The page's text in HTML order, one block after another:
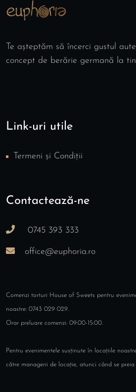
Te așteptăm să încerci gustul
concept de berărie germană la
Link-uri utile
Termeni și Condiții
Contactează-ne
0745 393 333
office@euphoria.ro
Comenzi torturi House of Sweets pentru
noastre: 0743 029 029.
Orar preluare comenzi: 09:00-15:00.
Pentru evenimentele susținute în locațiile
către managerii de locație, atunci când se preia